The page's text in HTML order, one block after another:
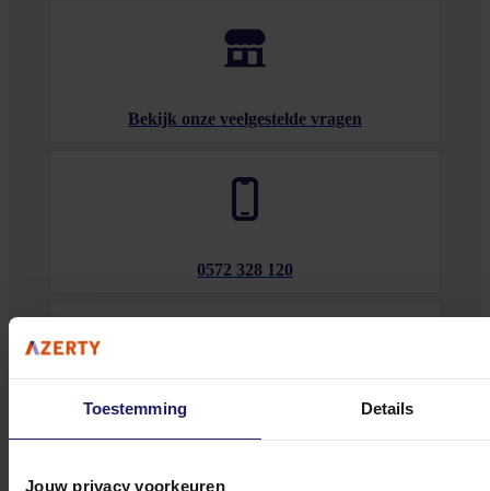
Toestemming Details
Jouw privacy voorkeuren
Bekijk onze veelgestelde vragen
0572 328 120
Klantenservice@azerty.nl